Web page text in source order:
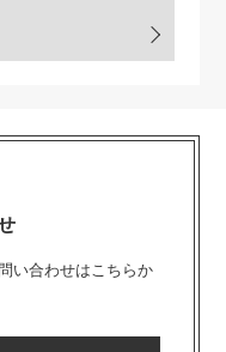
い合わせはこちらか